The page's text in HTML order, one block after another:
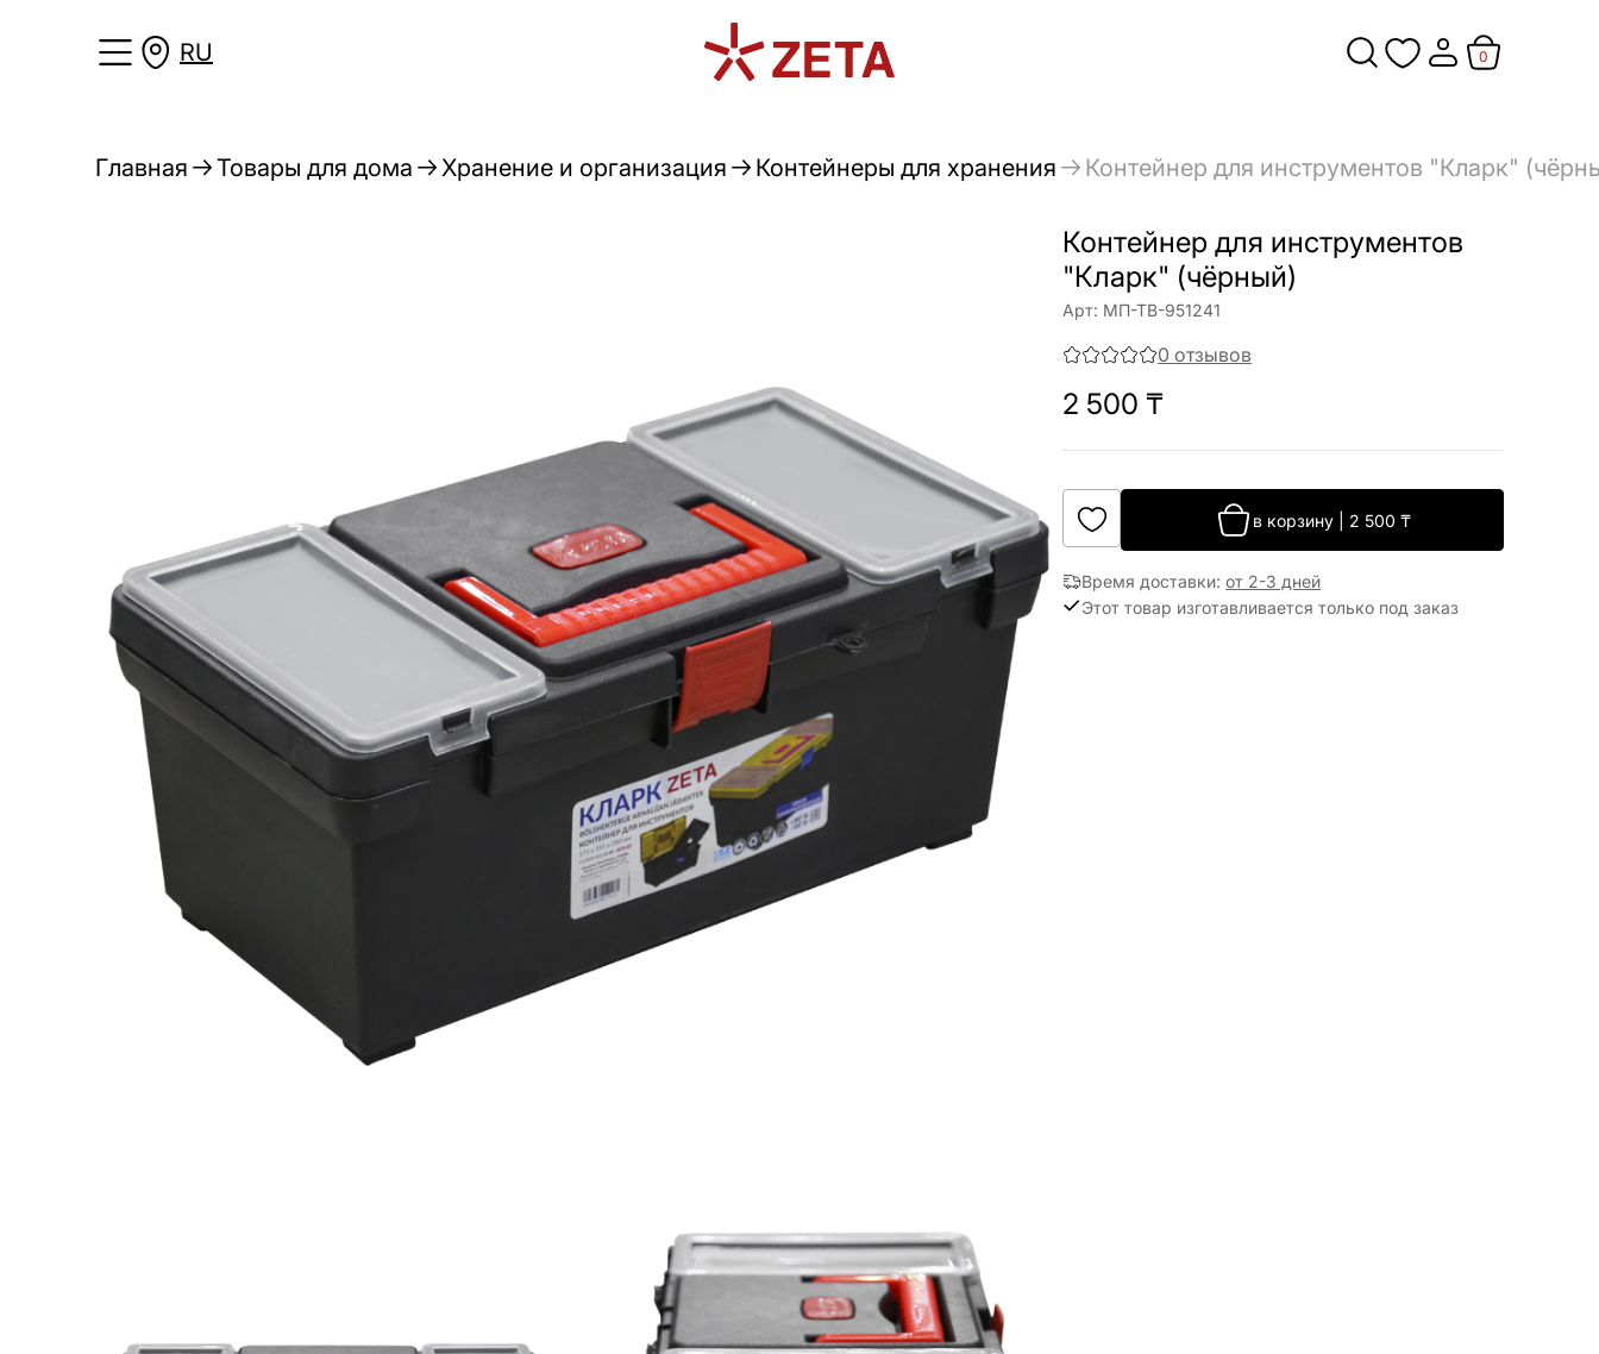
RU 0
Главная Товары для дома Хранение и организация Контейнеры для хранения Контейнер для инструментов "Кларк"
Контейнер для инструментов
"Кларк" (чёрный)
Арт: МП-ТВ-951241
0 отзывов
2 500 ₸
в корзину| 2 500 ₸
Время доставки:от 2-3 дней
Этот товар изготавливается только под заказ